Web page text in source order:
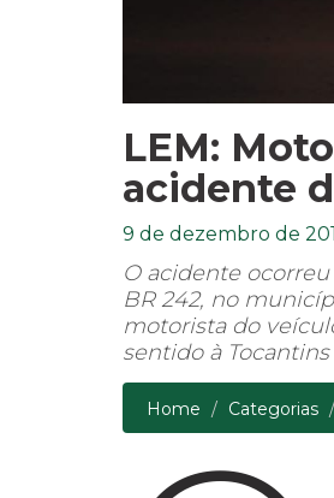
LEM:
acidente
9 de dezembro de
O acidente
BR 242, no
motorista do